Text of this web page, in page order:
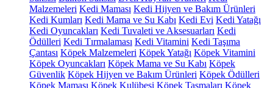
Malzemeleri Kedi Maması Kedi Hijyen ve Bakım Ürünleri
Kedi Kumları Kedi Mama ve Su Kabı Kedi Evi Kedi Yatağı
Kedi Oyuncakları Kedi Tuvaleti ve Aksesuarları Kedi
Ödülleri Kedi Tırmalaması Kedi Vitamini Kedi Taşıma
Çantası Köpek Malzemeleri Köpek Yatağı Köpek Vitamini
Köpek Oyuncakları Köpek Mama ve Su Kabı Köpek
Güvenlik Köpek Hijyen ve Bakım Ürünleri Köpek Ödülleri
Köpek Maması Köpek Kulübesi Köpek Tasmaları Köpek